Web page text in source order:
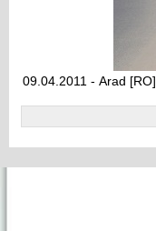
09.04.2011 - Arad [RO]